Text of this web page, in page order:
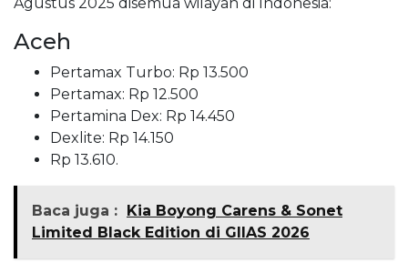
Aceh
Pertamax Turbo: Rp 13.500
Pertamax: Rp 12.500
Pertamina Dex: Rp 14.450
Dexlite: Rp 14.150
Rp 13.610.
Baca juga :
Kia Boyong Carens & Sonet
Limited Black Edition di GIIAS 2026